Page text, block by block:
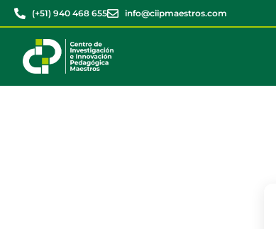
(+51) 940 468 655 info@ciipmaestros.com